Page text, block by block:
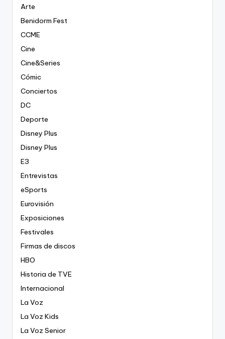
Arte
Benidorm Fest
CCME
Cine
Cine&Series
Cómic
Conciertos
DC
Deporte
Disney Plus
Disney Plus
E3
Entrevistas
eSports
Eurovisión
Exposiciones
Festivales
Firmas de discos
HBO
Historia de TVE
Internacional
La Voz
La Voz Kids
La Voz Senior